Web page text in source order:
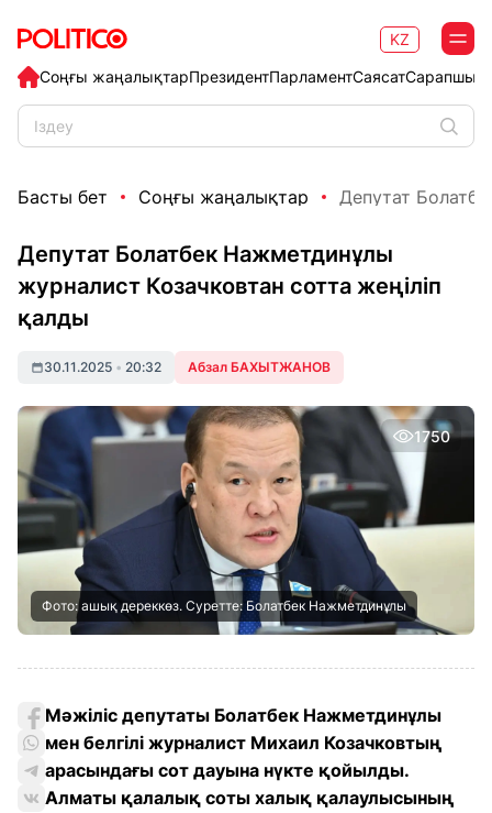
Соңғы жаңалықтарПрезидентПарламентСаясат
KZ
Басты бет Соңғы жаңалықтар Депутат
Депутат Болатбек Нажметдинұлы
журналист Козачковтан сотта жеңіліп
қалды
30.11.2025 • 20:32 Абзал БАХЫТЖАНОВ
1750
Фото: ашық дереккөз. Суретте: Болатбек Нажметдинұлы
Мәжіліс депутаты Болатбек Нажметдинұлы
мен белгілі журналист Михаил Козачковтың
арасындағы сот дауына нүкте қойылды.
Алматы қалалық соты халық қалаулысының